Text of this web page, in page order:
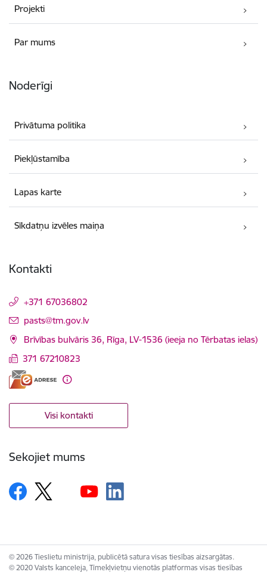
Projekti
Par mums
Noderīgi
Privātuma politika
Piekļūstamība
Lapas karte
Sīkdatņu izvēles maiņa
Kontakti
+371 67036802
E-pasts:
pasts@tm.gov.lv
Brīvības bulvāris 36, Rīga, LV-1536 (ieeja no Tērbatas ielas)
371 67210823
Visi kontakti
Sekojiet mums
© 2026 Tieslietu ministrija, publicētā satura visas tiesības aizsargātas.
© 2020 Valsts kanceleja, Tīmekļvietņu vienotās platformas visas tiesības